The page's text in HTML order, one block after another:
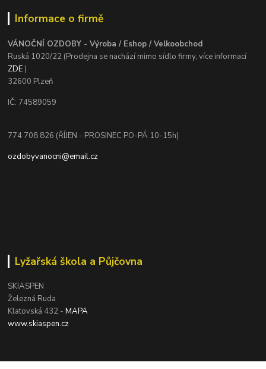
Informace o firmě
VÁNOČNÍ OZDOBY - Výroba / Eshop / Velkoobchod
Ruská 1020/22 (Prodejna se nachází mimo sídlo firmy, více informací
ZDE)
32600 Plzeň
IČ: 74589059
774 708 826 (ŘÍJEN - PROSINEC PO-PÁ 10-15h)
ozdobyvanocni@email.cz
Lyžařská škola a Půjčovna
SKIASPEN
Železná Ruda
Klatovská 432 -MAPA
www.skiaspen.cz